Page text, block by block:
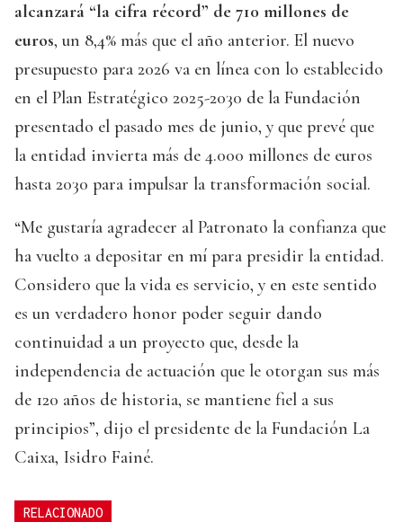
alcanzará “la cifra récord” de 710 millones de
euros, un 8,4% más que el año anterior. El nuevo
presupuesto para 2026 va en línea con lo establecido
en el Plan Estratégico 2025-2030 de la Fundación
presentado el pasado mes de junio, y que prevé que
la entidad invierta más de 4.000 millones de euros
hasta 2030 para impulsar la transformación social.
“Me gustaría agradecer al Patronato la confianza que
ha vuelto a depositar en mí para presidir la entidad.
Considero que la vida es servicio, y en este sentido
es un verdadero honor poder seguir dando
continuidad a un proyecto que, desde la
independencia de actuación que le otorgan sus más
de 120 años de historia, se mantiene fiel a sus
principios”, dijo el presidente de la Fundación La
Caixa, Isidro Fainé.
RELACIONADO